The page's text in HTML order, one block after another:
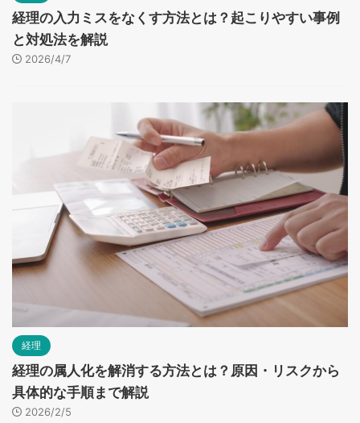
経理の入力ミスをなくす方法とは？起こりやすい事例
と対処法を解説
2026/4/7
経理
経理の属人化を解消する方法とは？原因・リスクから
具体的な手順まで解説
2026/2/5